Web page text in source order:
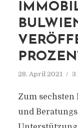
28. April 2021 3
Zum sechsten
und